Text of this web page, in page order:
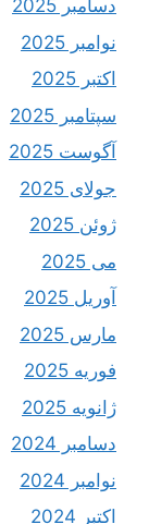
دسامبر 2025
نوامبر 2025
اکتبر 2025
سپتامبر 2025
آگوست 2025
جولای 2025
ژوئن 2025
می 2025
آوریل 2025
مارس 2025
فوریه 2025
ژانویه 2025
دسامبر 2024
نوامبر 2024
اکتبر 2024